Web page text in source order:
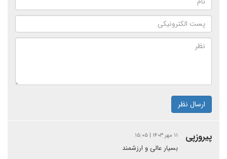
ارسال نظر
پیروزپی ۱۱ مهر ۱۴۰۳ | ۱۵:۰۵
بسیار عالی و ارزشمند